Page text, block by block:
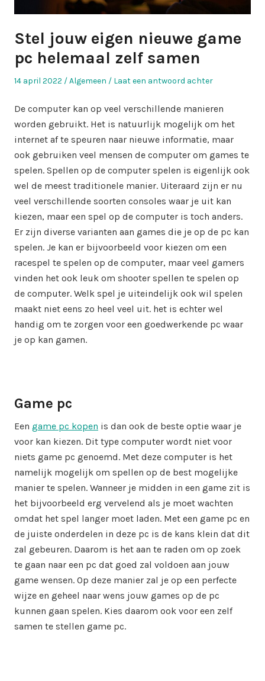
Stel jouw eigen nieuwe game
pc helemaal zelf samen
Geplaatst
14 april 2022
Geplaatst
Algemeen Laat een antwoord achter
De computer kan op veel verschillende manieren
worden gebruikt. Het is natuurlijk mogelijk om het
internet af te speuren naar nieuwe informatie, maar
ook gebruiken veel mensen de computer om games te
spelen. Spellen op de computer spelen is eigenlijk ook
wel de meest traditionele manier. Uiteraard zijn er nu
veel verschillende soorten consoles waar je uit kan
kiezen, maar een spel op de computer is toch anders.
Er zijn diverse varianten aan games die je op de pc kan
spelen. Je kan er bijvoorbeeld voor kiezen om een
racespel te spelen op de computer, maar veel gamers
vinden het ook leuk om shooter spellen te spelen op
de computer. Welk spel je uiteindelijk ook wil spelen
maakt niet eens zo heel veel uit. het is echter wel
handig om te zorgen voor een goedwerkende pc waar
je op kan gamen.
Game pc
Een game pc kopen is dan ook de beste optie waar je
voor kan kiezen. Dit type computer wordt niet voor
niets game pc genoemd. Met deze computer is het
namelijk mogelijk om spellen op de best mogelijke
manier te spelen. Wanneer je midden in een game zit is
het bijvoorbeeld erg vervelend als je moet wachten
omdat het spel langer moet laden. Met een game pc en
de juiste onderdelen in deze pc is de kans klein dat dit
zal gebeuren. Daarom is het aan te raden om op zoek
te gaan naar een pc dat goed zal voldoen aan jouw
game wensen. Op deze manier zal je op een perfecte
wijze en geheel naar wens jouw games op de pc
kunnen gaan spelen. Kies daarom ook voor een zelf
samen te stellen game pc.